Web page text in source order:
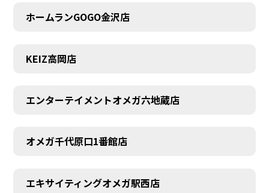
ホームランGOGO金沢店
KEIZ高岡店
エンターテイメントオメガ六地蔵店
オメガ千代原口1番館店
エキサイティングオメガ駅西店